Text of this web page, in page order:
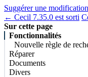
Suggérer une modification
← Cecil 7.35.0 est sorti
Sur cette page
Fonctionnalités
Nouvelle règle de
Réparer
Documents
Divers